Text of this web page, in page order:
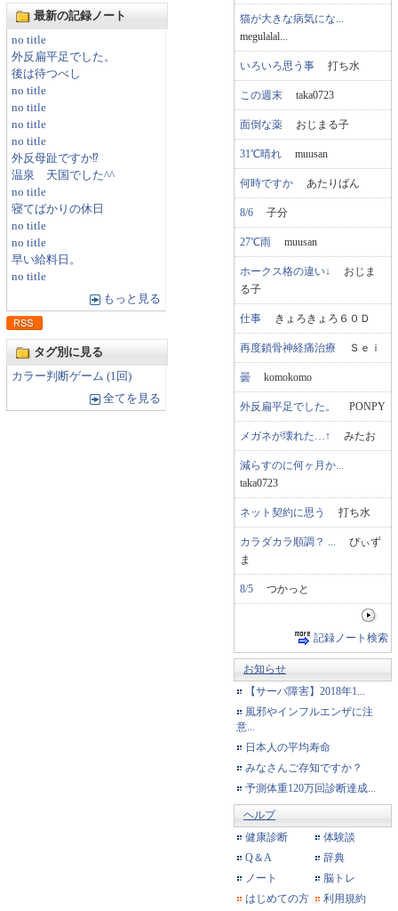
最新の記録ノート
no title
外反扁平足でした。
後は待つべし
no title
no title
no title
no title
外反母趾ですか⁉
温泉 天国でした^^
no title
寝てばかりの休日
no title
no title
早い給料日。
no title
もっと見る
タグ別に見る
カラー判断ゲーム (1回)
全てを見る
猫が大きな病気にな...
megulalal...
いろいろ思う事 打ち水
この週末 taka0723
面倒な薬 おじまる子
31℃晴れ muusan
何時ですか あたりばん
8/6 子分
27℃雨 muusan
ホークス格の違い↓ おじま
る子
仕事 きょろきょろ６０Ｄ
再度鎖骨神経痛治療 Ｓｅｉ
曇 komokomo
外反扁平足でした。 PONPY
メガネが壊れた…↑ みたお
減らすのに何ヶ月か...
taka0723
ネット契約に思う 打ち水
カラダカラ順調？ ...
ぴぃず
ま
8/5 つかっと
記録ノート検索
お知らせ
【サーバ障害】2018年1...
風邪やインフルエンザに注
意...
日本人の平均寿命
みなさんご存知ですか？
予測体重120万回診断達成...
ヘルプ
健康診断
体験談
Q＆A
辞典
ノート
脳トレ
はじめての方
利用規約